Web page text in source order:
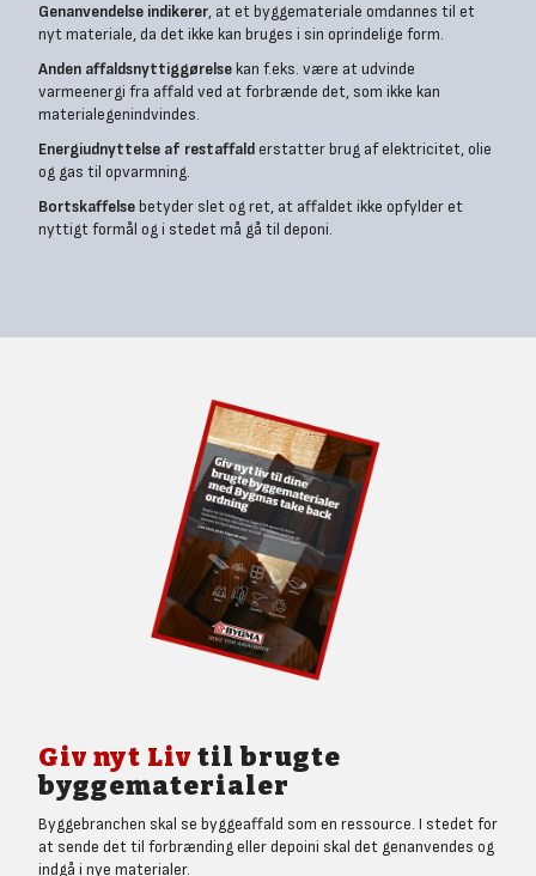
Genanvendelse indikerer, at et byggemateriale omdannes til et
nyt materiale, da det ikke kan bruges i sin oprindelige form.
Anden affaldsnyttiggørelsekan f.eks. være at udvinde
varmeenergi fra affald ved at forbrænde det, som ikke kan
materialegenindvindes.
Energiudnyttelse af restaffalderstatter brug af elektricitet, olie
og gas til opvarmning.
Bortskaffelsebetyder slet og ret, at affaldet ikke opfylder et
nyttigt formål og i stedet må gå til deponi.
Giv nyt Liv til brugte
byggematerialer
Byggebranchen skal se byggeaffald som en ressource. I stedet for
at sende det til forbrænding eller depoini skal det genanvendes og
indgå i nye materialer.